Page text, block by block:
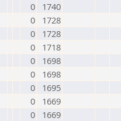
0
1740
0
1728
0
1728
0
1718
0
1698
0
1698
0
1695
0
1669
0 1669